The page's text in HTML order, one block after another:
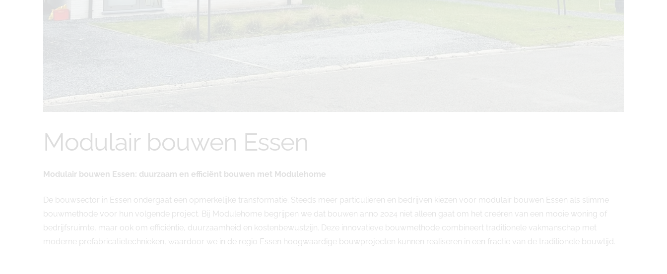
Modulair bouwen Essen
Modulair bouwen Essen: duurzaam en efficiënt bouwen met Modulehome
De bouwsector in Essen ondergaat een opmerkelijke transformatie. Steeds meer particulieren en bedrijven kiezen voor modulair bouwen Essen als slimme
bouwmethode voor hun volgende project. Bij Modulehome begrijpen we dat bouwen anno 2024 niet alleen gaat om het creëren van een mooie woning of
bedrijfsruimte, maar ook om efficiëntie, duurzaamheid en kostenbewustzijn. Deze innovatieve bouwmethode combineert traditionele vakmanschap met
moderne prefabricatietechnieken, waardoor we in de regio Essen hoogwaardige bouwprojecten kunnen realiseren in een fractie van de traditionele bouwtijd.